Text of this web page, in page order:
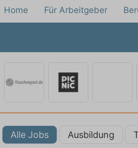
Home Für Arbeitgeber
Alle Jobs Ausbildung